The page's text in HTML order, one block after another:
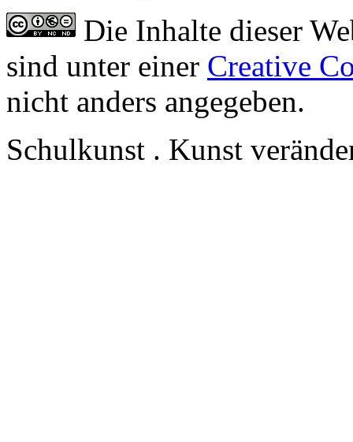
Die Inhalte dieser
sind unter einer Creative
nicht anders angegeben.
Schulkunst . Kunst